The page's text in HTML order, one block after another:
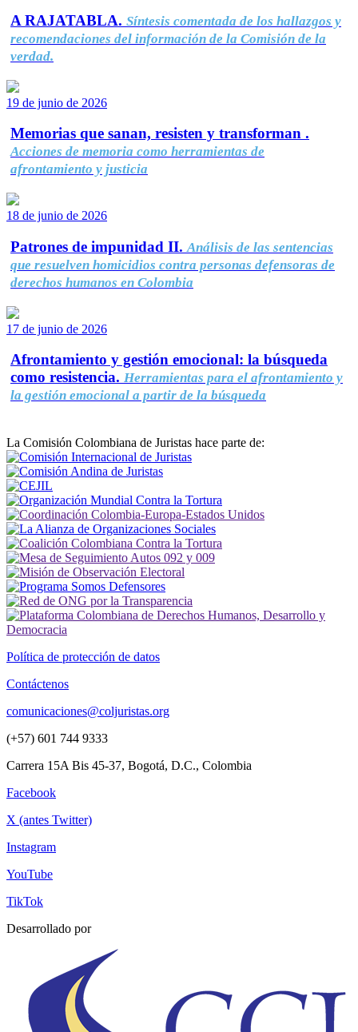
A RAJATABLA. Síntesis comentada de los hallazgos y
recomendaciones del información de la Comisión de la
verdad.
19 de junio de 2026
Memorias que sanan, resisten y transforman .
Acciones de memoria como herramientas de
afrontamiento y justicia
18 de junio de 2026
Patrones de impunidad II. Análisis de las sentencias
que resuelven homicidios contra personas defensoras de
derechos humanos en Colombia
17 de junio de 2026
Afrontamiento y gestión emocional: la búsqueda
como resistencia. Herramientas para el afrontamiento y
la gestión emocional a partir de la búsqueda
La Comisión Colombiana de Juristas hace parte de:
Política de protección de datos
Contáctenos
comunicaciones@coljuristas.org
(+57) 601 744 9333
Carrera 15A Bis 45-37, Bogotá, D.C., Colombia
Facebook
X (antes Twitter)
Instagram
YouTube
TikTok
Desarrollado por